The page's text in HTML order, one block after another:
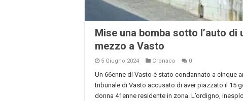
Mise una bomba sotto l’auto di
mezzo a Vasto
5 Giugno 2024 Cronaca 0
Un 66enne di Vasto è stato condannato a cinque
tribunale di Vasto accusato di aver piazzato il 15
donna 41enne residente in zona. L’ordigno,